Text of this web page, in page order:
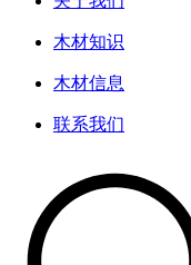
木材知识
木材信息
联系我们